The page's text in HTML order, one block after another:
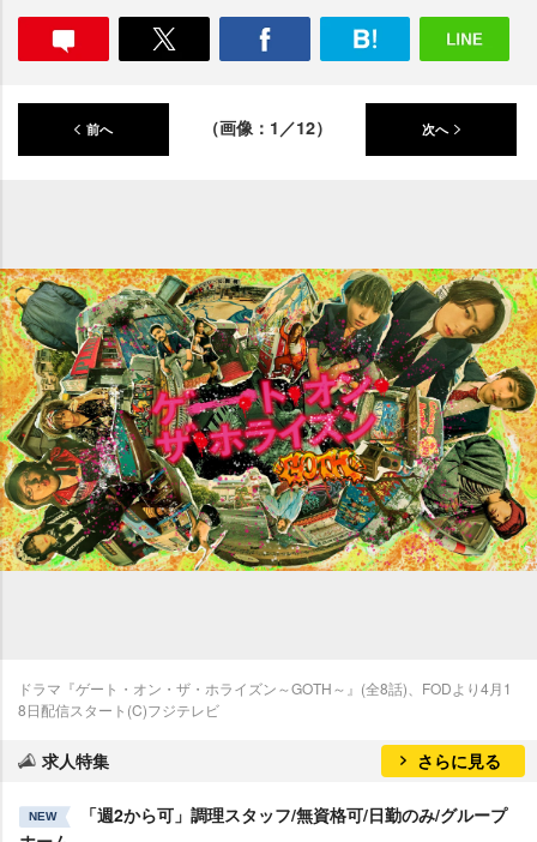
前へ （画像：1／12） 次へ
ドラマ『ゲート・オン・ザ・ホライズン～GOTH～』(全8話)、FODより4月1
8日配信スタート(C)フジテレビ
求人特集 さらに見る
NEW
「週2から可」調理スタッフ/無資格可/日勤のみ/グループ